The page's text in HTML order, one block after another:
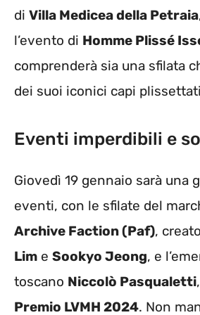
di Villa Medicea della Petraia
l’evento di Homme Plissé
comprenderà sia una sfilata
dei suoi iconici capi
Eventi imperdibili e
Giovedì 19 gennaio sarà una
eventi, con le sfilate del
Archive Faction (Paf),
Lim e Sookyo Jeong, e
toscano Niccolò Pasqualetti
Premio LVMH 2024. Non